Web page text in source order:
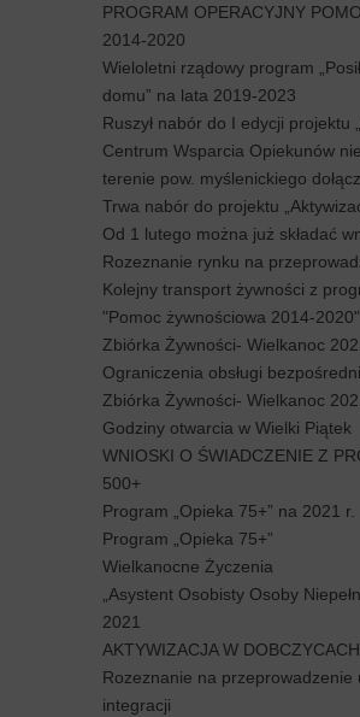
PROGRAM OPERACYJNY
2014-2020
Wieloletni rządowy program
domu” na lata 2019-2023
Ruszył nabór do I edycji projektu
Centrum Wsparcia Opiekunów
terenie pow. myślenickiego
Trwa nabór do projektu
Od 1 lutego można już składać
Rozeznanie rynku na
Kolejny transport żywności z
"Pomoc żywnościowa 2014-2020"
Zbiórka Żywności- Wielkanoc
Ograniczenia obsługi
Zbiórka Żywności- Wielkanoc
Godziny otwarcia w Wielki Piątek
WNIOSKI O ŚWIADCZENIE Z
500+
Program „Opieka 75+” na 2021 r.
Program „Opieka 75+”
Wielkanocne Życzenia
„Asystent Osobisty Osoby
2021
AKTYWIZACJA W DOBCZYCACH
Rozeznanie na przeprowadzenie
integracji